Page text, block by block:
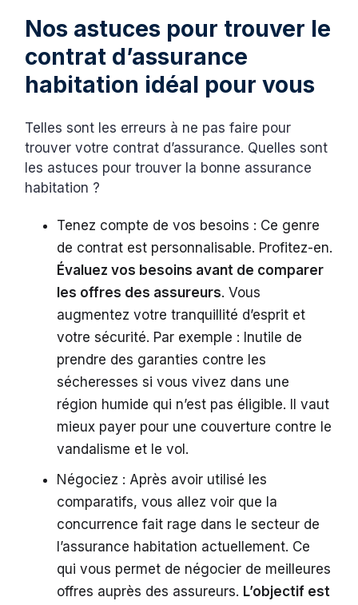
Nos astuces pour trouver le
contrat d’assurance
habitation idéal pour vous
Telles sont les erreurs à ne pas faire pour
trouver votre contrat d’assurance. Quelles sont
les astuces pour trouver la bonne assurance
habitation ?
Tenez compte de vos besoins : Ce genre
de contrat est personnalisable. Profitez-en.
Évaluez vos besoins avant de comparer
les offres des assureurs. Vous
augmentez votre tranquillité d’esprit et
votre sécurité. Par exemple : Inutile de
prendre des garanties contre les
sécheresses si vous vivez dans une
région humide qui n’est pas éligible. Il vaut
mieux payer pour une couverture contre le
vandalisme et le vol.
Négociez : Après avoir utilisé les
comparatifs, vous allez voir que la
concurrence fait rage dans le secteur de
l’assurance habitation actuellement. Ce
qui vous permet de négocier de meilleures
offres auprès des assureurs. L’objectif est